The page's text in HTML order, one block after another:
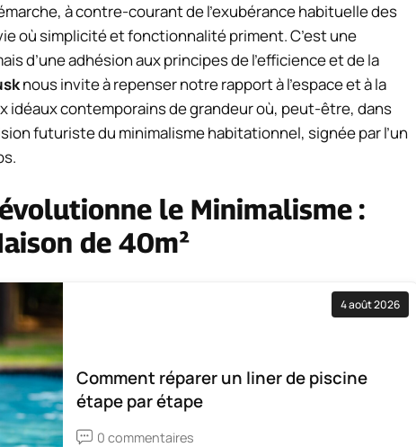
à contre-courant de l’exubérance habituelle des
où simplicité et fonctionnalité priment. C’est une
d’une adhésion aux principes de l’efficience et de la
nous invite à repenser notre rapport à l’espace et à la
idéaux contemporains de grandeur où, peut-être, dans
futuriste du minimalisme habitationnel, signée par l’un
le Minimalisme :
de 40m²
4 août 2026
Comment réparer un liner de piscine
étape par étape
0 commentaires